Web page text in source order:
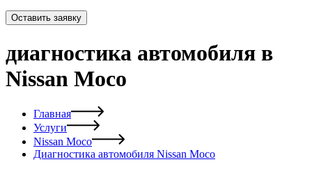
Оставить заявку
диагностика автомобиля в
Nissan Moco
Главная
Услуги
Nissan Moco
Диагностика автомобиля Nissan Moco